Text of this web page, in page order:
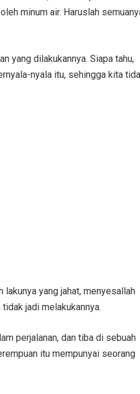
minum air. Haruslah
yang dilakukannya. Siapa tahu,
nyala itu, sehingga kita
yang jahat, menyesallah
jadi melakukannya.
perjalanan, dan tiba di sebuah
itu mempunyai seorang